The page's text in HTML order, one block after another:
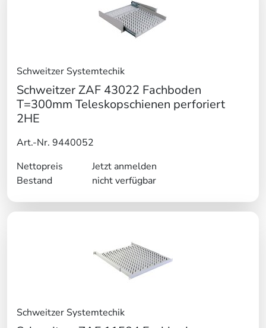
Schweitzer Systemtechik
Schweitzer ZAF 43022 Fachboden
T=300mm Teleskopschienen perforiert
2HE
Art.-Nr. 9440052
Nettopreis
Jetzt anmelden
Bestand
nicht verfügbar
Schweitzer Systemtechik